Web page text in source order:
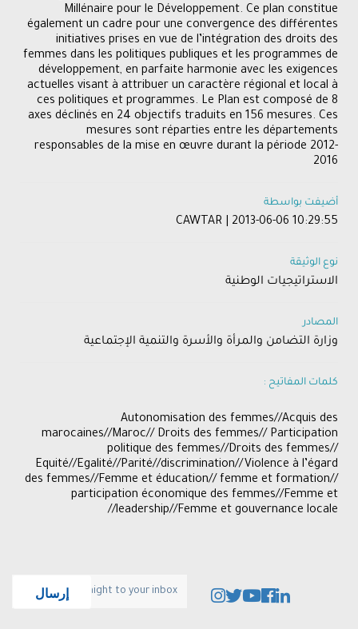
Millénaire pour le Développement. Ce plan constitue
également un cadre pour une convergence des différentes
initiatives prises en vue de l’intégration des droits des
femmes dans les politiques publiques et les programmes de
développement, en parfaite harmonie avec les exigences
actuelles visant à attribuer un caractère régional et local à
ces politiques et programmes. Le Plan est composé de 8
axes déclinés en 24 objectifs traduits en 156 mesures. Ces
mesures sont réparties entre les départements
responsables de la mise en œuvre durant la période 2012-
2016
أضيفت بواسطة
CAWTAR | 2013-06-06 10:29:55
نوع الوثيقة
الاستراتيجيات الوطنية
المصادر
وزارة التضامن والمرأة والأسرة والتنمية الإجتماعية
كلمات المفاتيح :
Autonomisation des femmes//Acquis des
marocaines//Maroc// Droits des femmes// Participation
politique des femmes//Droits des femmes//
Equité//Egalité//Parité//discrimination//Violence à l’égard
des femmes//Femme et éducation// femme et formation//
participation économique des femmes//Femme et
leadership//Femme et gouvernance locale//
إرسال